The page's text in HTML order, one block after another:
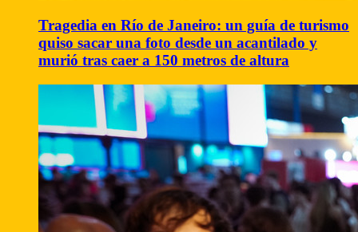
Tragedia en Río de Janeiro: un guía de turismo
quiso sacar una foto desde un acantilado y
murió tras caer a 150 metros de altura